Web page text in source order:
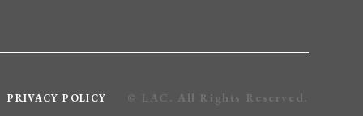
PRIVACY POLICY © LAC. All Rights Reserved.